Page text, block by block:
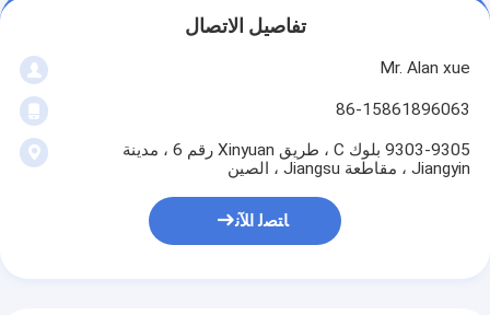
تفاصيل الاتصال
Mr. Alan xue
86-15861896063
9303-9305 بلوك C ، طريق Xinyuan رقم 6 ، مدينة
Jiangyin ، مقاطعة Jiangsu ، الصين
ﺎﺘﺼﻟ ﺍﻶﻧ